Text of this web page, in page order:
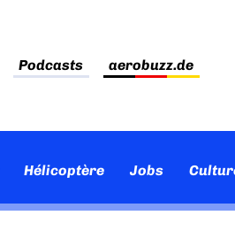
Podcasts aerobuzz.de
Hélicoptère Jobs